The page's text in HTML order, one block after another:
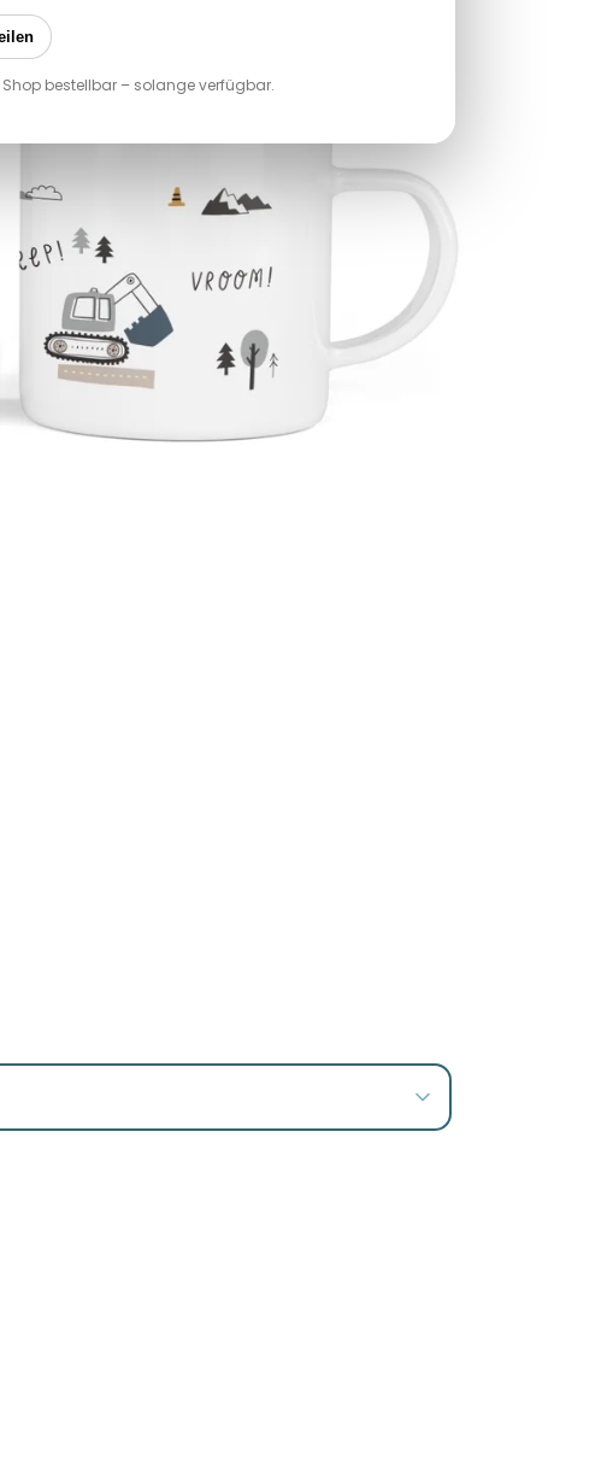
Shop bestellbar – solange verfügbar.